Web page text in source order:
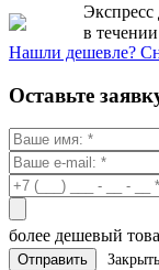
Экспресс
в
Нашли дешевле?
Оставьте
более дешевый
Закрыть